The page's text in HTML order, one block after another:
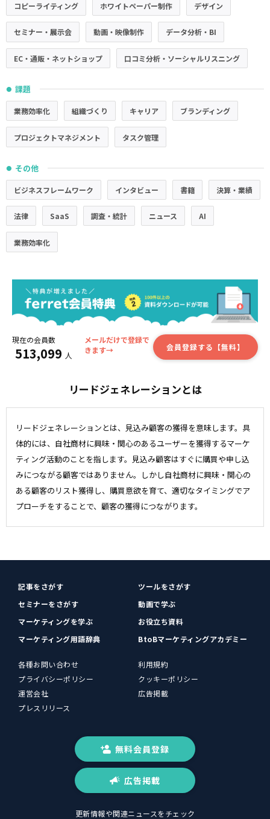
コピーライティング ホワイトペーパー制作 デザイン
セミナー・展示会 動画・映像制作 データ分析・BI
EC・通販・ネットショップ 口コミ分析・ソーシャルリスニング
● 課題
業務効率化 組織づくり キャリア ブランディング
プロジェクトマネジメント タスク管理
● その他
ビジネスフレームワーク インタビュー 書籍 決算・業績
法律 SaaS 調査・統計 ニュース AI
業務効率化
現在の会員数
513,099 人
メールだけで登録で
きます→
会員登録する【無料】
リードジェネレーションとは
リードジェネレーションとは、見込み顧客の獲得を意味します。具
体的には、自社商材に興味・関心のあるユーザーを獲得するマーケ
ティング活動のことを指します。見込み顧客はすぐに購買や申し込
みにつながる顧客ではありません。しかし自社商材に興味・関心の
ある顧客のリスト獲得し、購買意欲を育て、適切なタイミングでア
プローチをすることで、顧客の獲得につながります。
記事をさがす
ツールをさがす
セミナーをさがす
動画で学ぶ
マーケティングを学ぶ
お役立ち資料
マーケティング用語辞典
BtoBマーケティングアカデミー
各種お問い合わせ
利用規約
プライバシーポリシー
クッキーポリシー
運営会社
広告掲載
プレスリリース
無料会員登録
広告掲載
更新情報や関連ニュースをチェック